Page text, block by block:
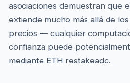
asociaciones demuestran que
extiende mucho más allá de
precios — cualquier
confianza puede
mediante ETH restakeado.